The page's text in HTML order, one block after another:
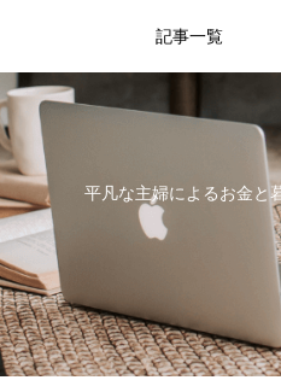
平凡な主婦によるお金と
記事一覧